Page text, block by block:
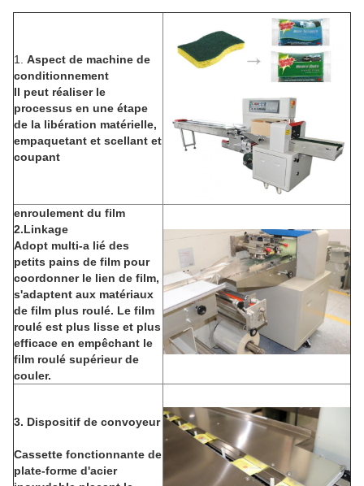
1. Aspect de machine de
conditionnement
Il peut réaliser le
processus en une étape
de la libération matérielle,
empaquetant et scellant et
coupant
enroulement du film
2.Linkage
Adopt multi-a lié des
petits pains de film pour
coordonner le lien de film,
s'adaptent aux matériaux
de film plus roulé. Le film
roulé est plus lisse et plus
efficace en empêchant le
film roulé supérieur de
couler.
3. Dispositif de convoyeur
Cassette fonctionnante de
plate-forme d'acier